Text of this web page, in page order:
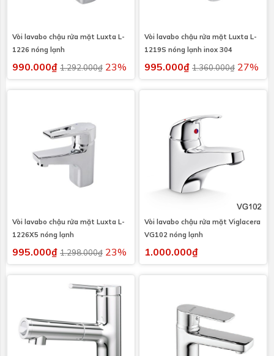
Vòi lavabo chậu rửa mặt Luxta L-
1226 nóng lạnh
990.000₫ 1.292.000₫ 23%
Vòi lavabo chậu rửa mặt Luxta L-
1219S nóng lạnh inox 304
995.000₫ 1.360.000₫ 27%
Vòi lavabo chậu rửa mặt Luxta L-
1226X5 nóng lạnh
995.000₫ 1.298.000₫ 23%
Vòi lavabo chậu rửa mặt Viglacera
VG102 nóng lạnh
1.000.000₫